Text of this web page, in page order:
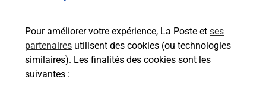
Pour améliorer votre expérience, La Poste et ses
partenaires utilisent des cookies (ou technologies
similaires). Les finalités des cookies sont les
suivantes :
Comment demander une
modification de livraison ?